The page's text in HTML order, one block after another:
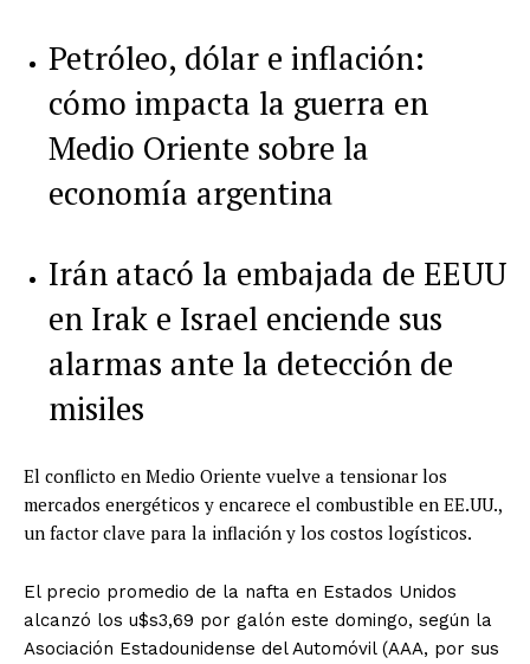
Petróleo, dólar e inflación:
cómo impacta la guerra en
Medio Oriente sobre la
economía argentina
Irán atacó la embajada de EEUU
en Irak e Israel enciende sus
alarmas ante la detección de
misiles
El conflicto en Medio Oriente vuelve a tensionar los
mercados energéticos y encarece el combustible en EE.UU.,
un factor clave para la inflación y los costos logísticos.
El precio promedio de la nafta en Estados Unidos
alcanzó los u$s3,69 por galón este domingo, según la
Asociación Estadounidense del Automóvil (AAA, por sus